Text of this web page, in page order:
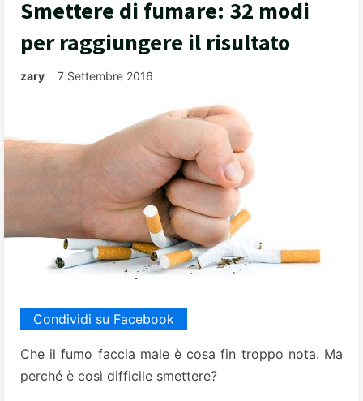
Smettere di fumare: 32 modi
per raggiungere il risultato
zary 7 Settembre 2016
Condividi su Facebook
Che il fumo faccia male è cosa fin troppo nota. Ma
perché è così difficile smettere?